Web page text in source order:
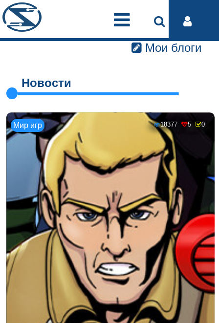
Мои блоги
Новости
Мир игр 18377 5 0